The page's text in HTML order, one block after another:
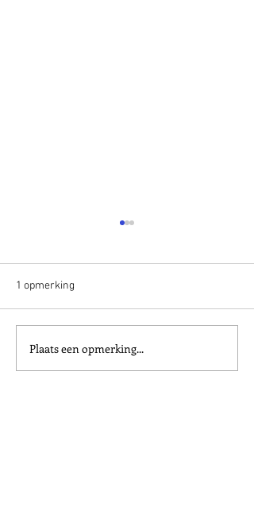
Aspibeurs 2026
1 opmerking
Plaats een opmerking...